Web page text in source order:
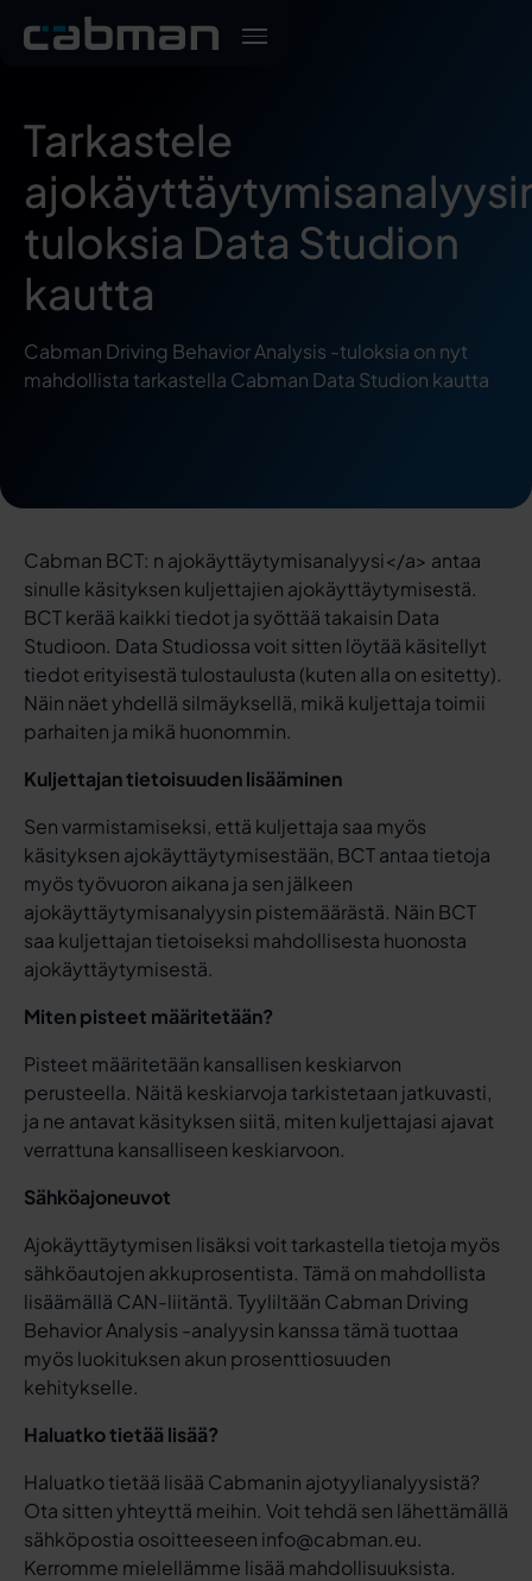
Tarkastele
tuloksia Data Studion
kautta
Cabman Driving Behavior Analysis -tuloksia on nyt
mahdollista tarkastella Cabman Data Studion kautta
Cabman BCT: n ajokäyttäytymisanalyysi</a> antaa
sinulle käsityksen kuljettajien ajokäyttäytymisestä.
BCT kerää kaikki tiedot ja syöttää takaisin Data
Studioon. Data Studiossa voit sitten löytää käsitellyt
tiedot erityisestä tulostaulusta (kuten alla on esitetty).
Näin näet yhdellä silmäyksellä, mikä kuljettaja toimii
parhaiten ja mikä huonommin.
Kuljettajan tietoisuuden lisääminen
Sen varmistamiseksi, että kuljettaja saa myös
käsityksen ajokäyttäytymisestään, BCT antaa tietoja
myös työvuoron aikana ja sen jälkeen
ajokäyttäytymisanalyysin pistemäärästä. Näin BCT
saa kuljettajan tietoiseksi mahdollisesta huonosta
ajokäyttäytymisestä.
Miten pisteet määritetään?
Pisteet määritetään kansallisen keskiarvon
perusteella. Näitä keskiarvoja tarkistetaan jatkuvasti,
ja ne antavat käsityksen siitä, miten kuljettajasi ajavat
verrattuna kansalliseen keskiarvoon.
Sähköajoneuvot
Ajokäyttäytymisen lisäksi voit tarkastella tietoja myös
sähköautojen akkuprosentista. Tämä on mahdollista
lisäämällä CAN-liitäntä. Tyyliltään Cabman Driving
Behavior Analysis -analyysin kanssa tämä tuottaa
myös luokituksen akun prosenttiosuuden
kehitykselle.
Haluatko tietää lisää?
Haluatko tietää lisää Cabmanin ajotyylianalyysistä?
Ota sitten yhteyttä meihin. Voit tehdä sen lähettämällä
sähköpostia osoitteeseen info@cabman.eu.
Kerromme mielellämme lisää mahdollisuuksista.